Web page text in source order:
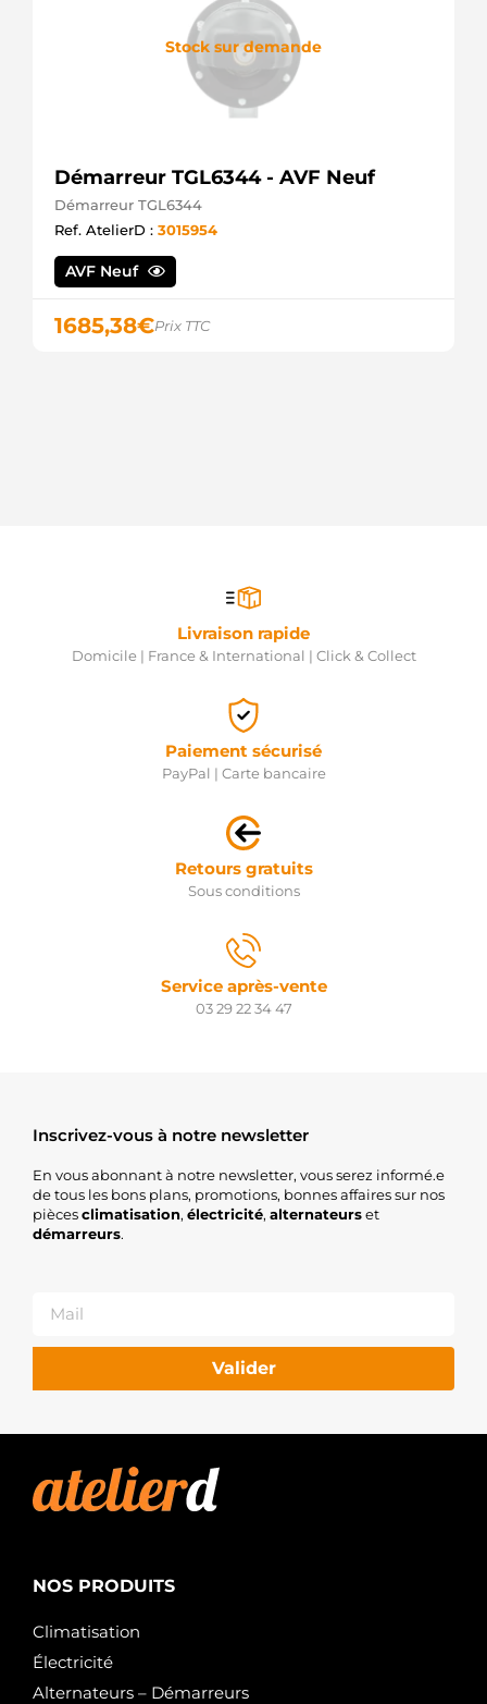
Stock sur demande
Démarreur TGL6344 - AVF Neuf
Démarreur TGL6344
Ref. AtelierD : 3015954
AVF Neuf
1685,38€Prix TTC
Livraison rapide
Domicile | France & International | Click & Collect
Paiement sécurisé
PayPal | Carte bancaire
Retours gratuits
Sous conditions
Service après-vente
03 29 22 34 47
Inscrivez-vous à notre newsletter
En vous abonnant à notre newsletter, vous serez informé.e
de tous les bons plans, promotions, bonnes affaires sur nos
piècesclimatisation, électricité, alternateurset
démarreurs.
Valider
NOS PRODUITS
Climatisation
Électricité
Alternateurs – Démarreurs